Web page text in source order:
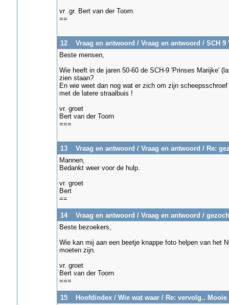
vr .gr. Bert van der Toorn
==
12 Vraag en antwoord / Vraag en antwoord / SCH 9
Beste mensen,
Wie heeft in de jaren 50-60 de SCH-9 'Prinses Marijke'
zien staan?
En wie weet dan nog wat er zich om zijn
met de latere straalbuis !
vr. groet
Bert van der Toorn
===
13 Vraag en antwoord / Vraag en antwoord / Re:
Mannen,
Bedankt weer voor de hulp.
vr. groet
Bert
==
14 Vraag en antwoord / Vraag en antwoord /
Beste bezoekers,
Wie kan mij aan een beetje knappe foto helpen van het
moeten zijn.
vr. groet
Bert van der Toorn
===
15 Hoofdindex/ Wie wat waar/ Re: vervolg..